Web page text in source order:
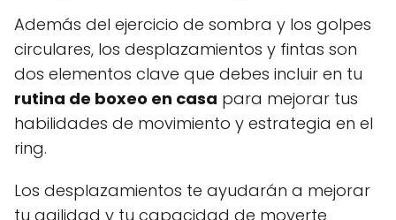
Además del ejercicio de sombra y los golpes
circulares, los desplazamientos y fintas son
dos elementos clave que debes incluir en tu
rutina de boxeo en casa para mejorar tus
habilidades de movimiento y estrategia en el
ring.
Los desplazamientos te ayudarán a mejorar
tu agilidad y tu capacidad de moverte